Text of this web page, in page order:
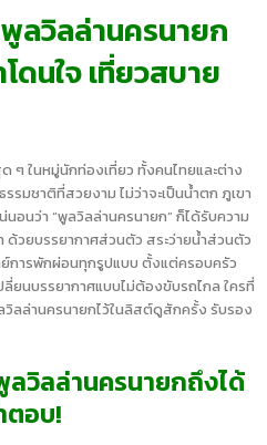
ลวิลล่านครนายก
ดนใจ เที่ยวสบาย
ๆ ในหมู่นักท่องเที่ยว ทั้งคนไทยและต่าง
รมชาติที่สวยงาม ไม่ว่าจะเป็นน้ำตก ภูเขา
นว่า “พูลวิลล่านครนายก” ก็ได้รับความ
วยบรรยากาศส่วนตัว สระว่ายน้ำส่วนตัว
ย์การพักผ่อนทุกรูปแบบ ตั้งแต่ครอบครัว
ยนบรรยากาศแบบไม่ต้องขับรถไกล ใครที่
ลล่านครนายกไว้ในลิสต์ดูสักครั้ง รับรอง
ลวิลล่านครนายกถึงได้
ตอบ!